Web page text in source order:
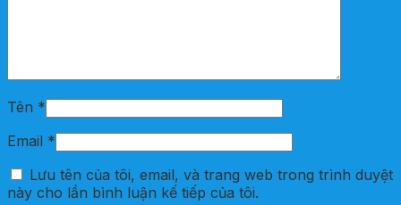
Tên *
Email *
Lưu tên của tôi, email, và trang web trong trình duyệt
này cho lần bình luận kế tiếp của tôi.